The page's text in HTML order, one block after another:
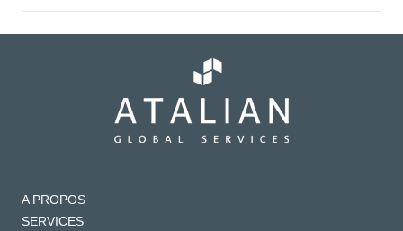
A PROPOS
SERVICES